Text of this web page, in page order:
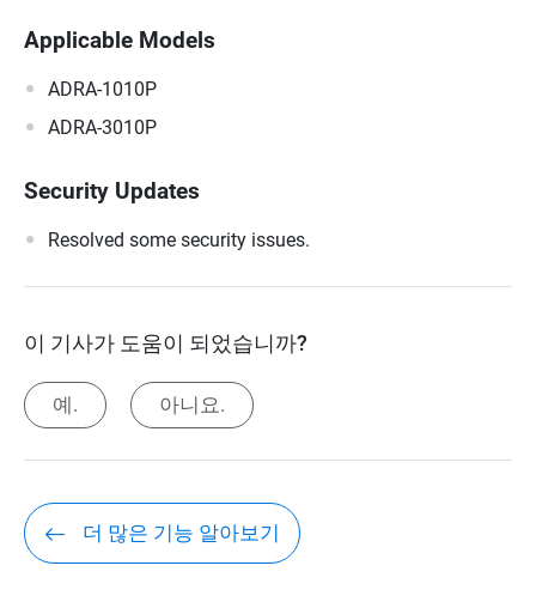
Applicable Models
ADRA-1010P
ADRA-3010P
Security Updates
Resolved some security issues.
이 기사가 도움이 되었습니까?
예. 아니요.
더 많은 기능 알아보기